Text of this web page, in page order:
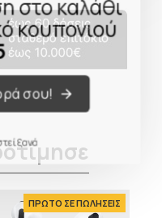
στο καλάθι
κουπονιού
σου!
ξανά
ΠΡΩΤΟ ΣΕ ΠΩΛΗΣΕΙΣ